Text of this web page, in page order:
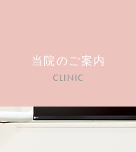
当院のご案内
CLINIC